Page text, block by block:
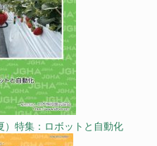
特集：ロボットと自動化